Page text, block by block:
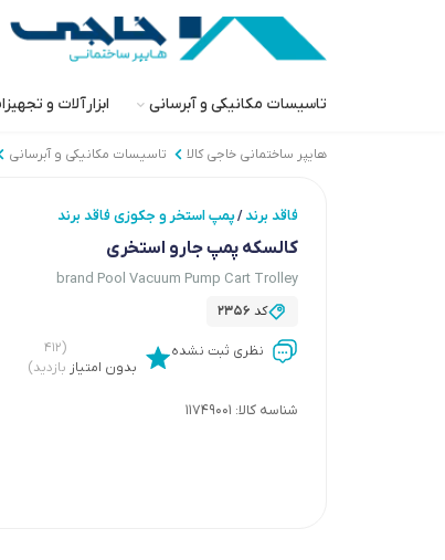
تاسیسات مکانیکی و آبرسانی ابزارآلات و
هایپر ساختمانی خاجی‌ کالا تاسیسات مکانیکی و آبرسانی
فاقد برند/پمپ استخر و جکوزی فاقد برند
کالسکه پمپ جارو استخری
brand Pool Vacuum Pump Cart Trolley
کد 2356
نظری ثبت نشده
بدون امتیاز
(۴۱۲
بازدید)
شناسه کالا: 11749001